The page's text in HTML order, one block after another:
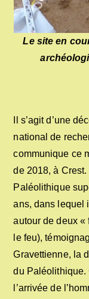
Le site en
Il s’agit d’une
national de
communique ce
de 2018, à
Paléolithique
ans, dans lequel
autour de deux «
le feu),
Gravettienne, la
du Paléolithique.
l’arrivée de